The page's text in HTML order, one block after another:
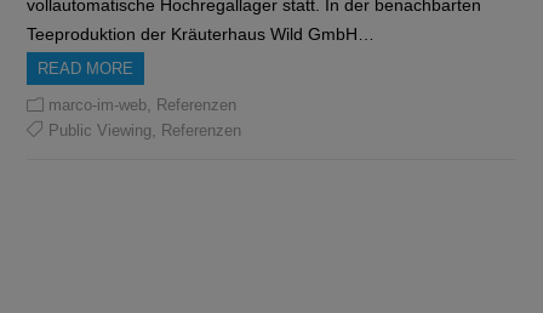
vollautomatische Hochregallager statt. In der benachbarten
Teeproduktion der Kräuterhaus Wild GmbH…
READ MORE
marco-im-web Referenzen
Public Viewing
Referenzen